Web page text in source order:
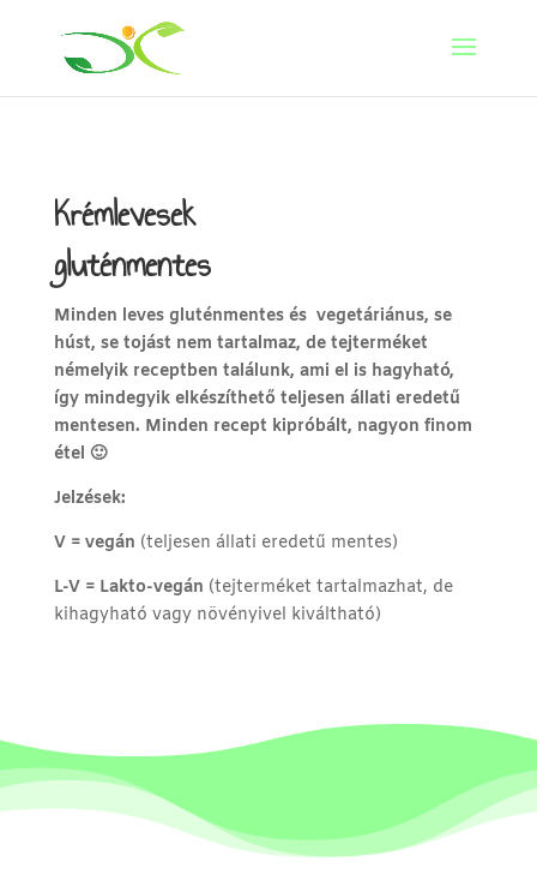
Krémlevesek
gluténmentes
Minden leves gluténmentes és vegetáriánus, se
húst, se tojást nem tartalmaz, de tejterméket
némelyik receptben találunk, ami el is hagyható,
így mindegyik elkészíthető teljesen állati eredetű
mentesen. Minden recept kipróbált, nagyon finom
étel 🙂
Jelzések:
V = vegán (teljesen állati eredetű mentes)
L-V = Lakto-vegán (tejterméket tartalmazhat, de
kihagyható vagy növényivel kiváltható)